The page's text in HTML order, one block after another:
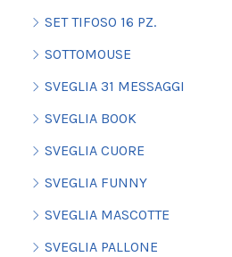
SET TIFOSO 16 PZ.
SOTTOMOUSE
SVEGLIA 31 MESSAGGI
SVEGLIA BOOK
SVEGLIA CUORE
SVEGLIA FUNNY
SVEGLIA MASCOTTE
SVEGLIA PALLONE